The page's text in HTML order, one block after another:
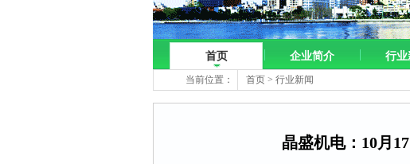
首页 企业简介 行业
当前位置： 首页 > 行业新闻
晶盛机电：10月